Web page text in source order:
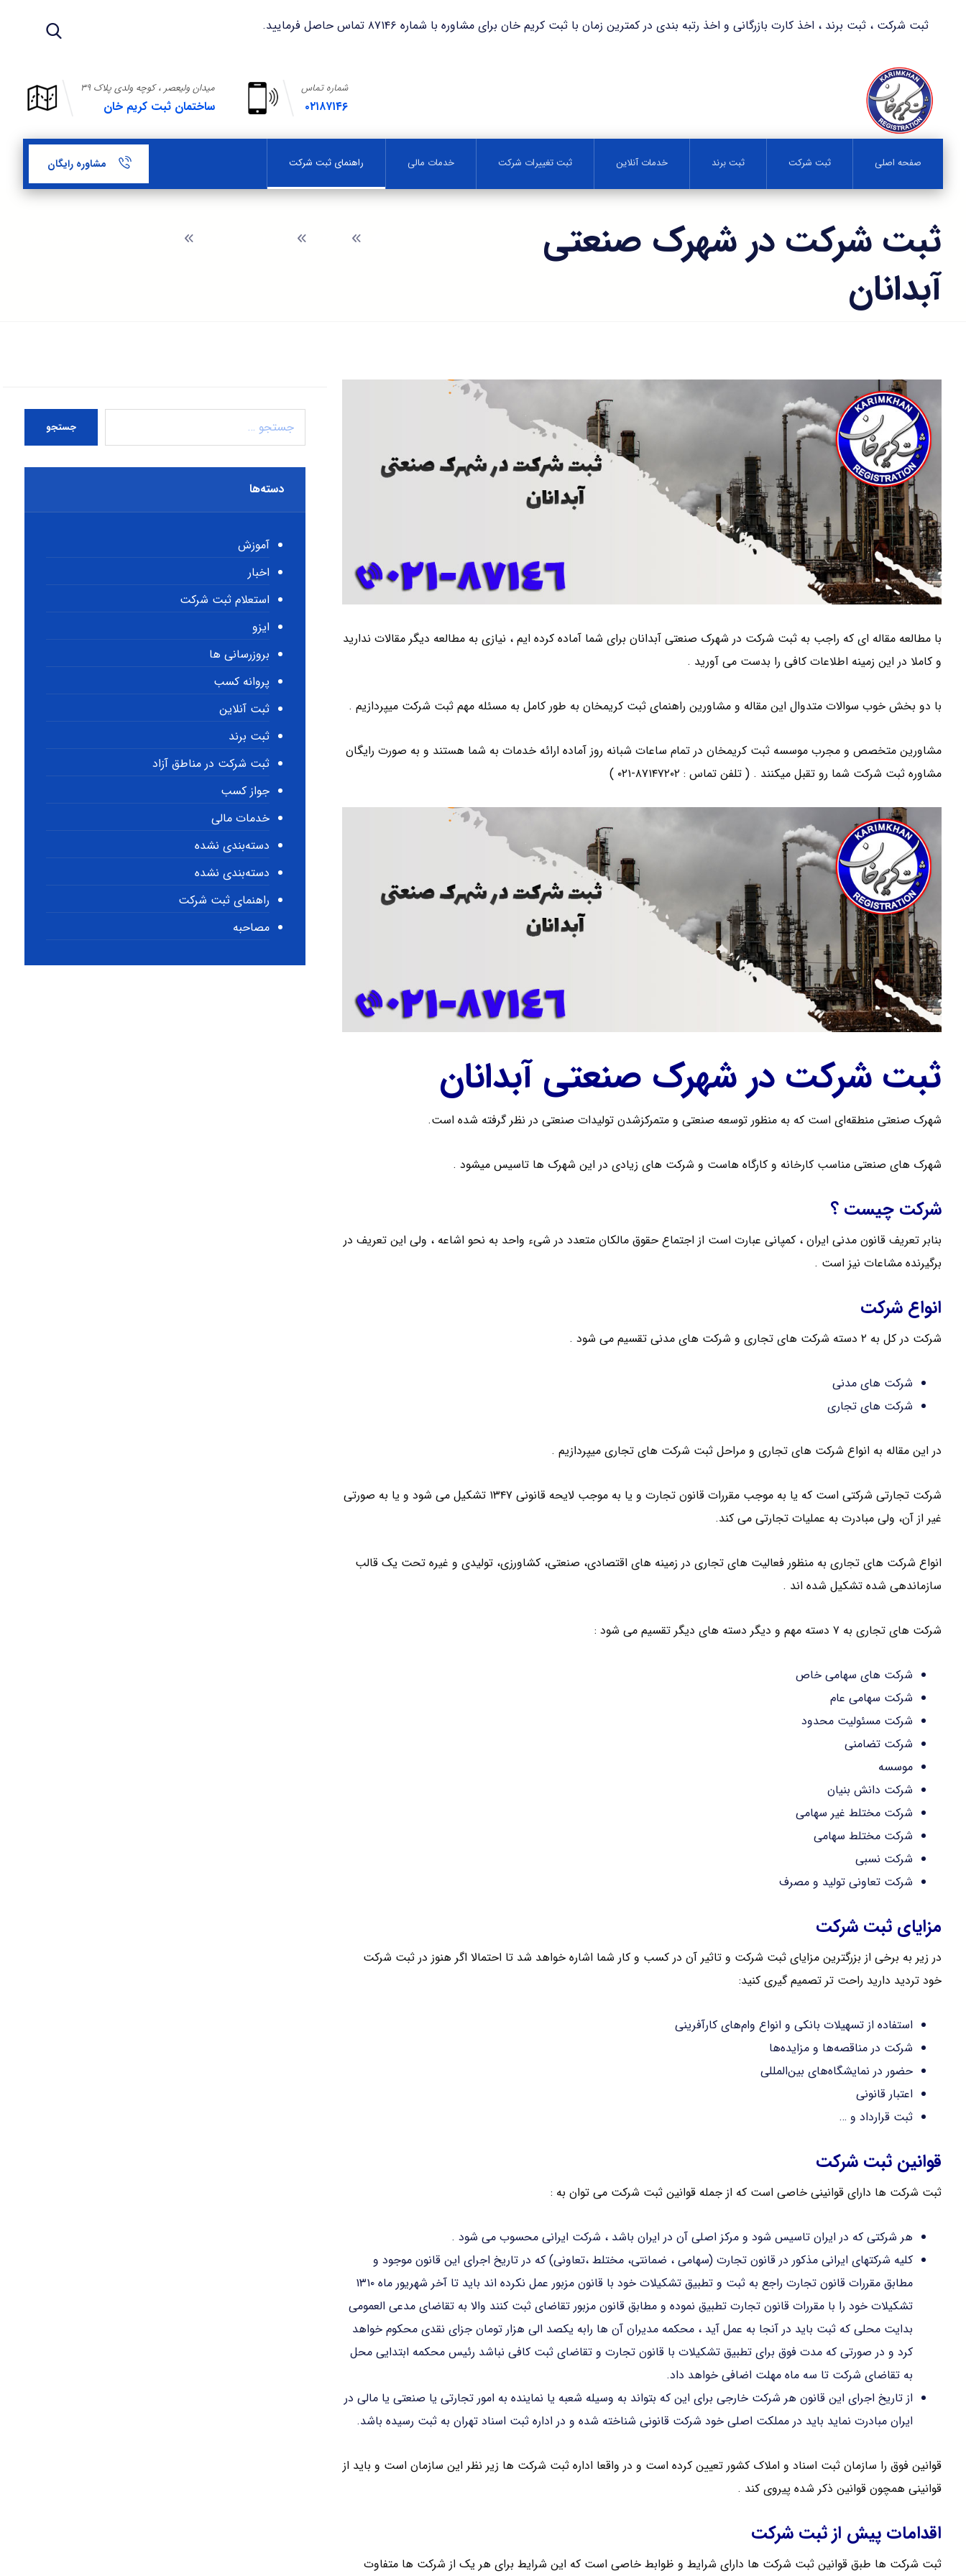
ثبت شرکت ، ثبت برند ، اخذ کارت بازرگانی و اخذ رتبه بندی در کمترین زمان با ثبت کریم خان برای مشاوره با شماره ۸۷۱۴۶ تماس حاصل فرمایید.
میدان ولیعصر ، کوچه ولدی پلاک ۳۹
ساختمان ثبت کریم خان
شماره تماس
۰۲۱۸۷۱۴۶
صفحه اصلی ثبت شرکت ثبت برند خدمات آنلاین ثبت تغییرات شرکت خدمات مالی راهنمای ثبت شرکت مشاوره رایگان
ثبت شرکت در شهرک صنعتی
آبدانان
با مطالعه مقاله ای که راجب به ثبت شرکت در شهرک صنعتی آبدانان برای شما آماده کرده ایم ، نیازی به مطالعه دیگر مقالات ندارید
و کاملا در این زمینه اطلاعات کافی را بدست می آورید .
با دو بخش خوب سوالات متدوال این مقاله و مشاورین راهنمای ثبت کریمخان به طور کامل به مسئله مهم ثبت شرکت میپردازیم .
مشاورین متخصص و مجرب موسسه ثبت کریمخان در تمام ساعات شبانه روز آماده ارائه خدمات به شما هستند و به صورت رایگان
مشاوره ثبت شرکت شما رو تقبل میکنند . ( تلفن تماس : ۸۷۱۴۷۲۰۲-۰۲۱ )
ثبت شرکت در شهرک صنعتی آبدانان
شهرک صنعتی منطقه‌ای است که به منظور توسعه صنعتی و متمرکزشدن تولیدات صنعتی در نظر گرفته شده است.
شهرک های صنعتی مناسب کارخانه و کارگاه هاست و شرکت های زیادی در این شهرک ها تاسیس میشود .
شرکت چیست ؟
بنابر تعریف قانون مدنی ایران ، کمپانی عبارت است از اجتماع حقوق مالکان متعدد در شیء واحد به نحو اشاعه ، ولی این تعریف در
برگیرنده مشاعات نیز است .
انواع شرکت
شرکت در کل به ۲ دسته شرکت های تجاری و شرکت های مدنی تقسیم می شود .
شرکت های مدنی
شرکت های تجاری
در این مقاله به انواع شرکت های تجاری و مراحل ثبت شرکت های تجاری میپردازیم .
شرکت تجارتی شرکتی است که یا به موجب مقررات قانون تجارت و یا به موجب لایحه قانونی ۱۳۴۷ تشکیل می شود و یا به صورتی
غیر از آن، ولی مبادرت به عملیات تجارتی می کند.
انواع شرکت های تجاری به منظور فعالیت های تجاری در زمینه های اقتصادی، صنعتی، کشاورزی، تولیدی و غیره تحت یک قالب
سازماندهی شده تشکیل شده اند .
شرکت های تجاری به ۷ دسته مهم و دیگر دسته های دیگر تقسیم می شود :
شرکت های سهامی خاص
شرکت سهامی عام
شرکت مسئولیت محدود
شرکت تضامنی
موسسه
شرکت دانش بنیان
شرکت مختلط غیر سهامی
شرکت مختلط سهامی
شرکت نسبی
شرکت تعاونی تولید و مصرف
مزایای ثبت شرکت
در زیر به برخی از بزرگترین مزایای ثبت شرکت و تاثیر آن در کسب و کار شما اشاره خواهد شد تا احتمالا اگر هنوز در ثبت شرکت
خود تردید دارید راحت تر تصمیم گیری کنید:
استفاده از تسهیلات بانکی و انواع وام‌های کارآفرینی
شرکت در مناقصه‌ها و مزایده‌ها
حضور در نمایشگاه‌های بین‌المللی
اعتبار قانونی
ثبت قرارداد و …
قوانین ثبت شرکت
ثبت شرکت ها دارای قوانینی خاصی است که از جمله قوانین ثبت شرکت می توان به :
هر شرکتی که در ایران تاسیس شود و مرکز اصلی آن در ایران باشد ، شرکت ایرانی محسوب می شود .
کلیه شرکتهای ایرانی مذکور در قانون تجارت (سهامی ، ضمانتی، مختلط ،تعاونی) که در تاریخ اجرای این قانون موجود و
مطابق مقررات قانون تجارت راجع به ثبت و تطبیق تشکیلات خود با قانون مزبور عمل نکرده اند باید تا آخر شهریور ماه ۱۳۱۰
تشکیلات خود را با مقررات قانون تجارت تطبیق نموده و مطابق قانون مزبور تقاضای ثبت کنند والا به تقاضای مدعی العمومی
بدایت محلی که ثبت باید در آنجا به عمل آید ، محکمه مدیران آن ها رابه یکصد الی هزار تومان جزای نقدی محکوم خواهد
کرد و در صورتی که مدت فوق برای تطبیق تشکیلات با قانون تجارت و تقاضای ثبت کافی نباشد رئیس محکمه ابتدایی محل
به تقاضای شرکت تا سه ماه مهلت اضافی خواهد داد.
از تاریخ اجرای این قانون هر شرکت خارجی برای این که بتواند به وسیله شعبه یا نماینده به امور تجارتی یا صنعتی یا مالی در
ایران مبادرت نماید باید در مملکت اصلی خود شرکت قانونی شناخته شده و در اداره ثبت اسناد تهران به ثبت رسیده باشد.
قوانین فوق را سازمان ثبت اسناد و املاک کشور تعیین کرده است و در واقعا اداره ثبت شرکت ها زیر نظر این سازمان است و باید از
قوانینی همچون قوانین ذکر شده پیروی کند .
اقدامات پیش از ثبت شرکت
ثبت شرکت ها طبق قوانین ثبت شرکت ها دارای شرایط و ظوابط خاصی است که این شرایط برای هر یک از شرکت ها متفاوت
جستجو
دسته‌ها
آموزش
اخبار
استعلام ثبت شرکت
ایزو
بروزرسانی ها
پروانه کسب
ثبت آنلاین
ثبت برند
ثبت شرکت در مناطق آزاد
جواز کسب
خدمات مالی
دسته‌بندی نشده
دسته‌بندی نشده
راهنمای ثبت شرکت
مصاحبه